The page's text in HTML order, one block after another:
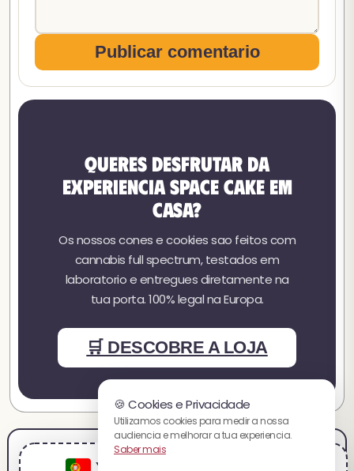
🍪 Cookies e Privacidade
Utilizamos cookies para medir a nossa
audiencia e melhorar a tua experiencia.
Saber mais
You are visiting the portuguesa website.
Publicar comentario
Queres desfrutar da
experiencia Space Cake em
casa?
Os nossos cones e cookies sao feitos com
cannabis full spectrum, testados em
laboratorio e entregues diretamente na
tua porta. 100% legal na Europa.
🛒 DESCOBRE A LOJA
Aviso LegalCondicoes de Venda
Envios e Devolu coes